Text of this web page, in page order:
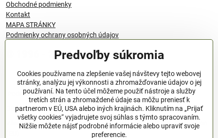
Obchodné podmienky
Kontakt
MAPA STRÁNKY
Podmienky ochrany osobných údajov
© 1996 - 2024 QANTICA S.R.O
Podmienky ochrany osobných údajov
OBCHODNÉ PODMIENKY
Všeobecné nariadenie o bezpečnosti produktov (GPSR), Regulation
Predvoľby súkromia
Cookies používame na zlepšenie vašej návštevy tejto webovej
stránky, analýzu jej výkonnosti a zhromažďovanie údajov o jej
používaní. Na tento účel môžeme použiť nástroje a služby
tretích strán a zhromaždené údaje sa môžu preniesť k
partnerom v EÚ, USA alebo iných krajinách. Kliknutím na „Prijať
všetky cookies“ vyjadrujete svoj súhlas s týmto spracovaním.
Nižšie môžete nájsť podrobné informácie alebo upraviť svoje
preferencie.